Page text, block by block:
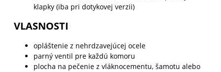
klapky (iba pri dotykovej verzii)
VLASNOSTI
opláštenie z nehrdzavejúcej ocele
parný ventil pre každú komoru
plocha na pečenie z vláknocementu, šamotu alebo